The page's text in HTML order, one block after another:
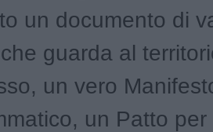
un documento di
guarda al
un vero
un Patto per